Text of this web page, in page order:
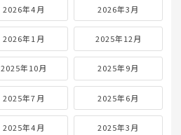
2026年4月 2026年3月
2026年1月 2025年12月
2025年10月 2025年9月
2025年7月 2025年6月
2025年4月 2025年3月